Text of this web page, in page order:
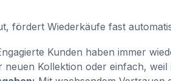
fördert Wiederkäufe fast
Kunden haben immer
neuen Kollektion oder einfach,